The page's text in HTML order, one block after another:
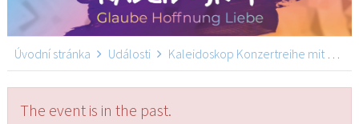
Úvodní stránka Události Kaleidoskop Konzertreihe mit Martin Pepper
The event is in the past.